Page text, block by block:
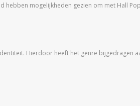
mogelijkheden gezien om met Hall
Hierdoor heeft het genre bijgedragen